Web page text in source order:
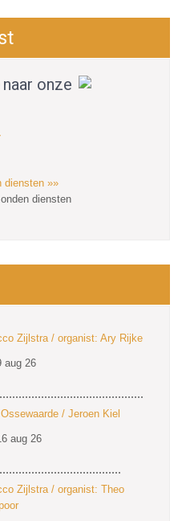
onze
diensten »»
diensten
Zijlstra / organist: Ary Rijke
aug 26
/ Jeroen Kiel
aug 26
Zijlstra / organist: Theo